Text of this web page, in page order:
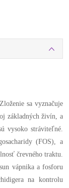
sa vyznačuje
základných živín, a
vysoko stráviteľné.
(FOS), a
črevného traktu.
vápnika a fosforu
na kontrolu